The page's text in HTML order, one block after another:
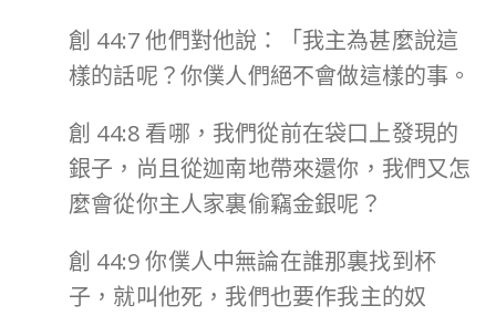
創 44:7 他們對他說：「我主為甚麼說這
樣的話呢？你僕人們絕不會做這樣的事。
創 44:8 看哪，我們從前在袋口上發現的
銀子，尚且從迦南地帶來還你，我們又怎
麼會從你主人家裏偷竊金銀呢？
創 44:9 你僕人中無論在誰那裏找到杯
子，就叫他死，我們也要作我主的奴